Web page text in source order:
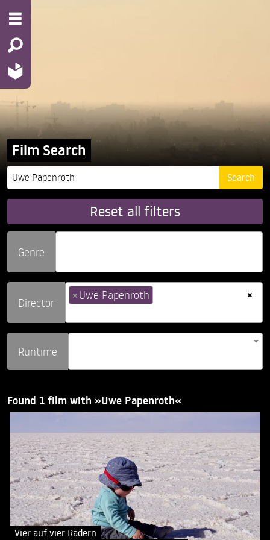
Film Search
Reset all filters
Genre
Director
×
×Uwe Papenroth
Runtime
Found 1 film with »Uwe Papenroth«
Vier auf vier Rädern